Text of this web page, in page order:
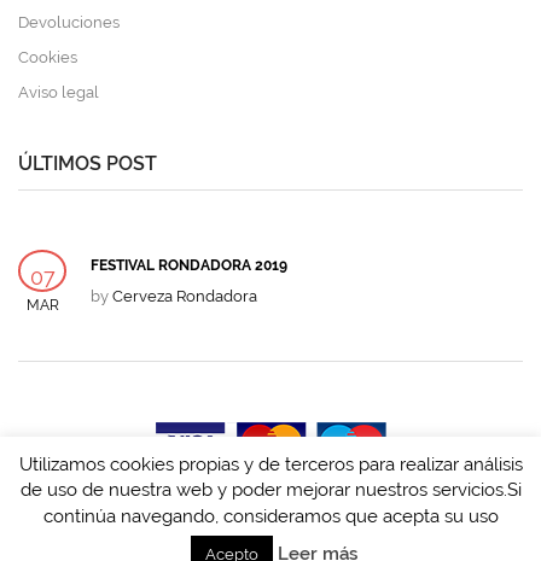
Devoluciones
Cookies
Aviso legal
ÚLTIMOS POST
07
MAR
FESTIVAL RONDADORA 2019
by Cerveza Rondadora
Desarrollado porTandem Innova y Desarrolla
Utilizamos cookies propias y de terceros para realizar análisis
de uso de nuestra web y poder mejorar nuestros servicios.Si
continúa navegando, consideramos que acepta su uso
Acepto Leer más